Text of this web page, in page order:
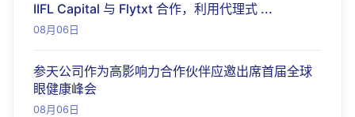
IIFL Capital 与 Flytxt 合作，利用代理式 ...
08月06日
参天公司作为高影响力合作伙伴应邀出席首届全球
眼健康峰会
08月06日